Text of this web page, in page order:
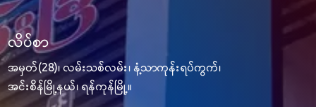
လိပ်စာ
အမှတ်(28)၊ လမ်းသစ်လမ်း၊ နံ့သာကုန်းရပ်ကွက်၊
အင်းစိန်မြို့နယ်၊ ရန်ကုန်မြို့။